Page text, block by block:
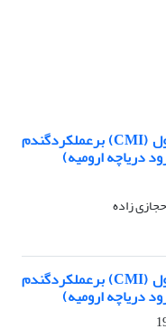
ارزیابی شاخص خشکسالی رطوبت محصول (CMI) برعملکردگندم
دریاچه ارومیه)
زاده
ارزیابی شاخص خشکسالی رطوبت محصول (CMI) برعملکردگندم
دریاچه ارومیه)